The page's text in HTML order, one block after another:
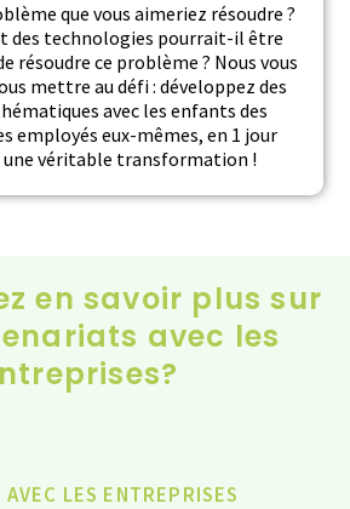
que vous aimeriez résoudre ?
des technologies pourrait-il être
résoudre ce problème ? Nous vous
mettre au défi : développez des
avec les enfants des
employés eux-mêmes, en 1 jour
une véritable transformation !
en savoir plus sur
avec les
LES ENTREPRISES